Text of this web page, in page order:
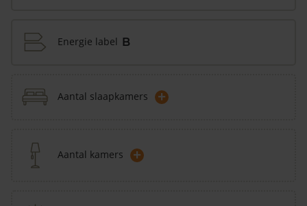
Energie label B
Aantal slaapkamers +
Aantal kamers +